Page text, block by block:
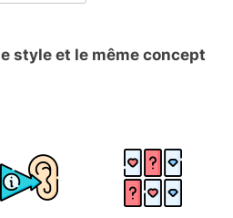
style et le même concept